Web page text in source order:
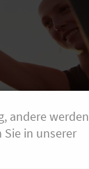
andere werden
in unserer